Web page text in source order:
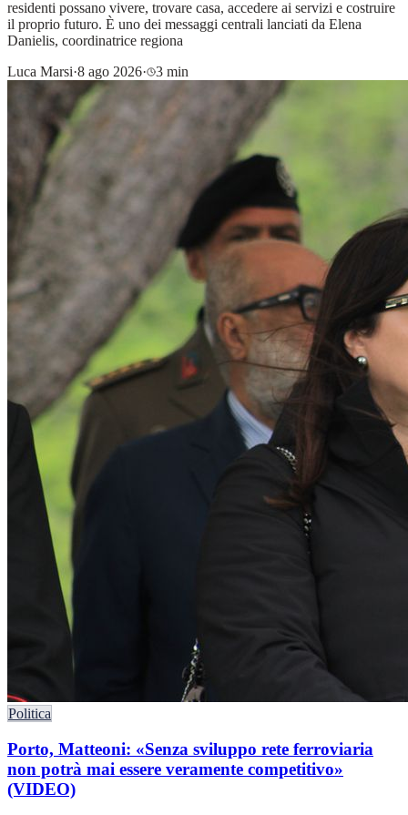
residenti possano vivere, trovare casa, accedere ai servizi e costruire
il proprio futuro. È uno dei messaggi centrali lanciati da Elena
Danielis, coordinatrice regiona
Luca Marsi·8 ago 2026· 3 min
Politica
Porto, Matteoni: «Senza sviluppo rete ferroviaria
non potrà mai essere veramente competitivo»
(VIDEO)